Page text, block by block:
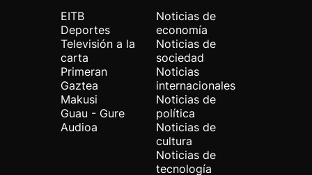
EITB
Deportes
Televisión a la
carta
Primeran
Gaztea
Makusi
Guau - Gure
Audioa
Noticias de
economía
Noticias de
sociedad
Noticias
internacionales
Noticias de
política
Noticias de
cultura
Noticias de
tecnología